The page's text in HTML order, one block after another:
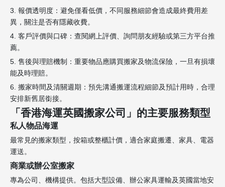
3. 報價透明度：避免僅看低價，不同服務細節會造成最終費用差
異，關注是否有隱藏收費。
4. 客戶評價與口碑：查閱網上評價、詢問朋友經驗或第三方平台推
薦。
5. 售後與理賠機制：重要物品應購買搬家及物流保險，一旦有損壞
能及時理賠。
6. 搬家時間及清關週期：預先溝通搬運流程細節及預計用時，合理
安排新舊居銜接。
「香港海運英國搬家公司」的主要服務類型
私人物品海運
最常見的搬家類型，按箱或整櫃計價，適合家庭搬遷、家具、電器
運送。
商業或辦公室搬家
專為公司、機構提供。包括大型設備、辦公家具運輸及英國當地安